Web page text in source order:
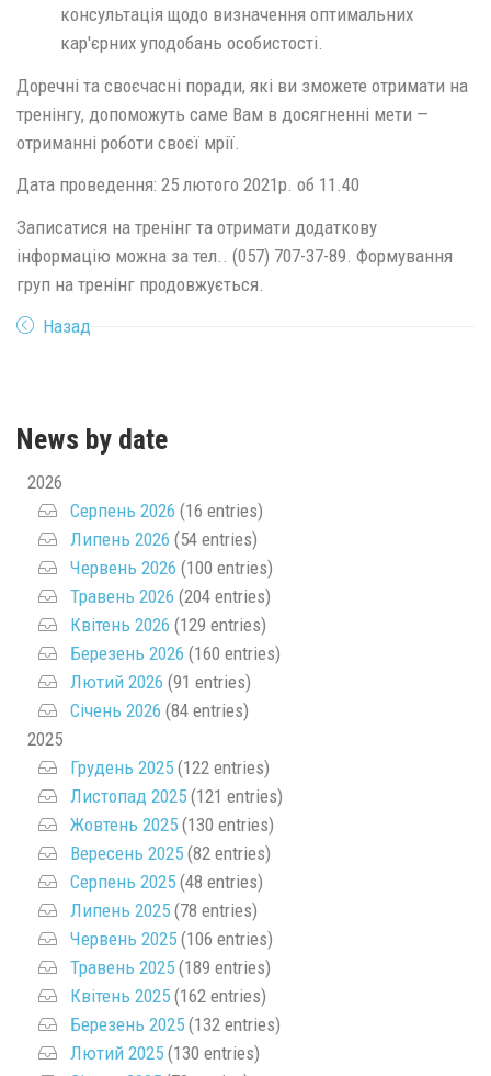
консультація щодо визначення оптимальних
кар'єрних уподобань особистості.
Доречні та своєчасні поради, які ви зможете отримати на
тренінгу, допоможуть саме Вам в досягненні мети —
отриманні роботи своєї мрії.
Дата проведення: 25 лютого 2021р. об 11.40
Записатися на тренінг та отримати додаткову
інформацію можна за тел.. (057) 707-37-89. Формування
груп на тренінг продовжується.
Назад
News by date
2026
Серпень 2026 (16 entries)
Липень 2026 (54 entries)
Червень 2026 (100 entries)
Травень 2026 (204 entries)
Квітень 2026 (129 entries)
Березень 2026 (160 entries)
Лютий 2026 (91 entries)
Січень 2026 (84 entries)
2025
Грудень 2025 (122 entries)
Листопад 2025 (121 entries)
Жовтень 2025 (130 entries)
Вересень 2025 (82 entries)
Серпень 2025 (48 entries)
Липень 2025 (78 entries)
Червень 2025 (106 entries)
Травень 2025 (189 entries)
Квітень 2025 (162 entries)
Березень 2025 (132 entries)
Лютий 2025 (130 entries)